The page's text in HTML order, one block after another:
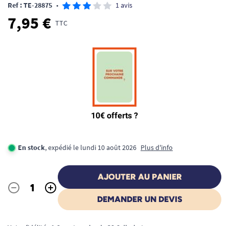
Ref : TE-28875 • 1 avis
7,95 € TTC
En stock, expédié le lundi 10 août 2026 Plus d'info
Quantité
- +
AJOUTER AU PANIER
DEMANDER UN DEVIS